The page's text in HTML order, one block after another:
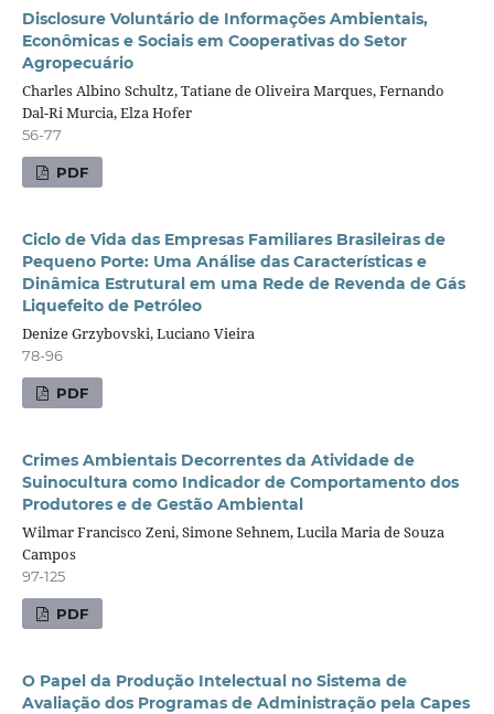
Disclosure Voluntário de Informações Ambientais,
Econômicas e Sociais em Cooperativas do Setor
Agropecuário
Charles Albino Schultz, Tatiane de Oliveira Marques, Fernando
Dal-Ri Murcia, Elza Hofer
56-77
PDF
Ciclo de Vida das Empresas Familiares Brasileiras de
Pequeno Porte: Uma Análise das Características e
Dinâmica Estrutural em uma Rede de Revenda de Gás
Liquefeito de Petróleo
Denize Grzybovski, Luciano Vieira
78-96
PDF
Crimes Ambientais Decorrentes da Atividade de
Suinocultura como Indicador de Comportamento dos
Produtores e de Gestão Ambiental
Wilmar Francisco Zeni, Simone Sehnem, Lucila Maria de Souza
Campos
97-125
PDF
O Papel da Produção Intelectual no Sistema de
Avaliação dos Programas de Administração pela Capes